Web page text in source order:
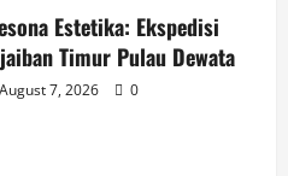
Estetika: Ekspedisi
Timur Pulau Dewata
August 7, 2026 0